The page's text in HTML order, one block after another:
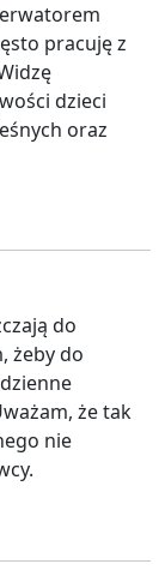
pracuję z
dzieci
oraz
do
żeby do
że tak
nie